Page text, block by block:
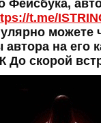
Фейсбука,
t.me/
можете
на его
До скорой